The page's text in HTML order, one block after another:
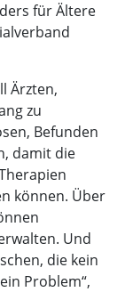
für Ältere
Ärzten,
zu
Befunden
damit die
können. Über
Und
die kein
Problem“,